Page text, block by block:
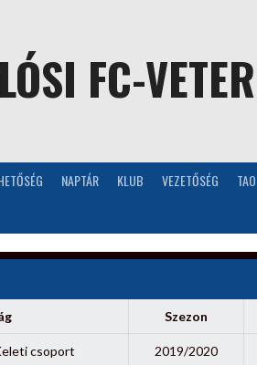
FC-
NAPTÁR KLUB VEZETŐSÉG
Szezon
csoport 2019/2020